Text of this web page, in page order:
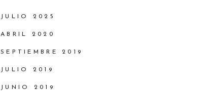
JULIO 2025
ABRIL 2020
SEPTIEMBRE 2019
JULIO 2019
JUNIO 2019